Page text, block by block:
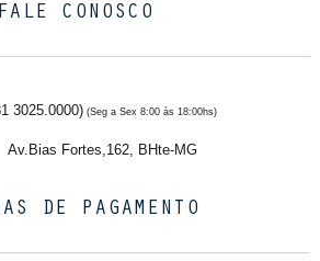
FALE CONOSCO
3025.0000)(Seg a Sex 8:00 às 18:00hs)
Av.Bias Fortes,162, BHte-MG
DE PAGAMENTO